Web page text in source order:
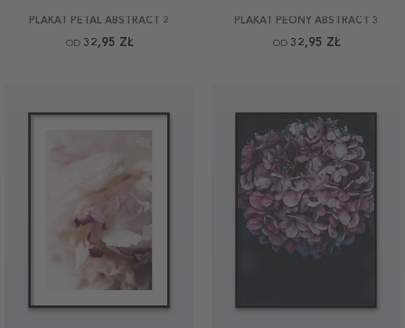
PLAKAT PETAL ABSTRACT 2
OD 32,95 ZŁ
PLAKAT PEONY ABSTRACT 3
OD 32,95 ZŁ